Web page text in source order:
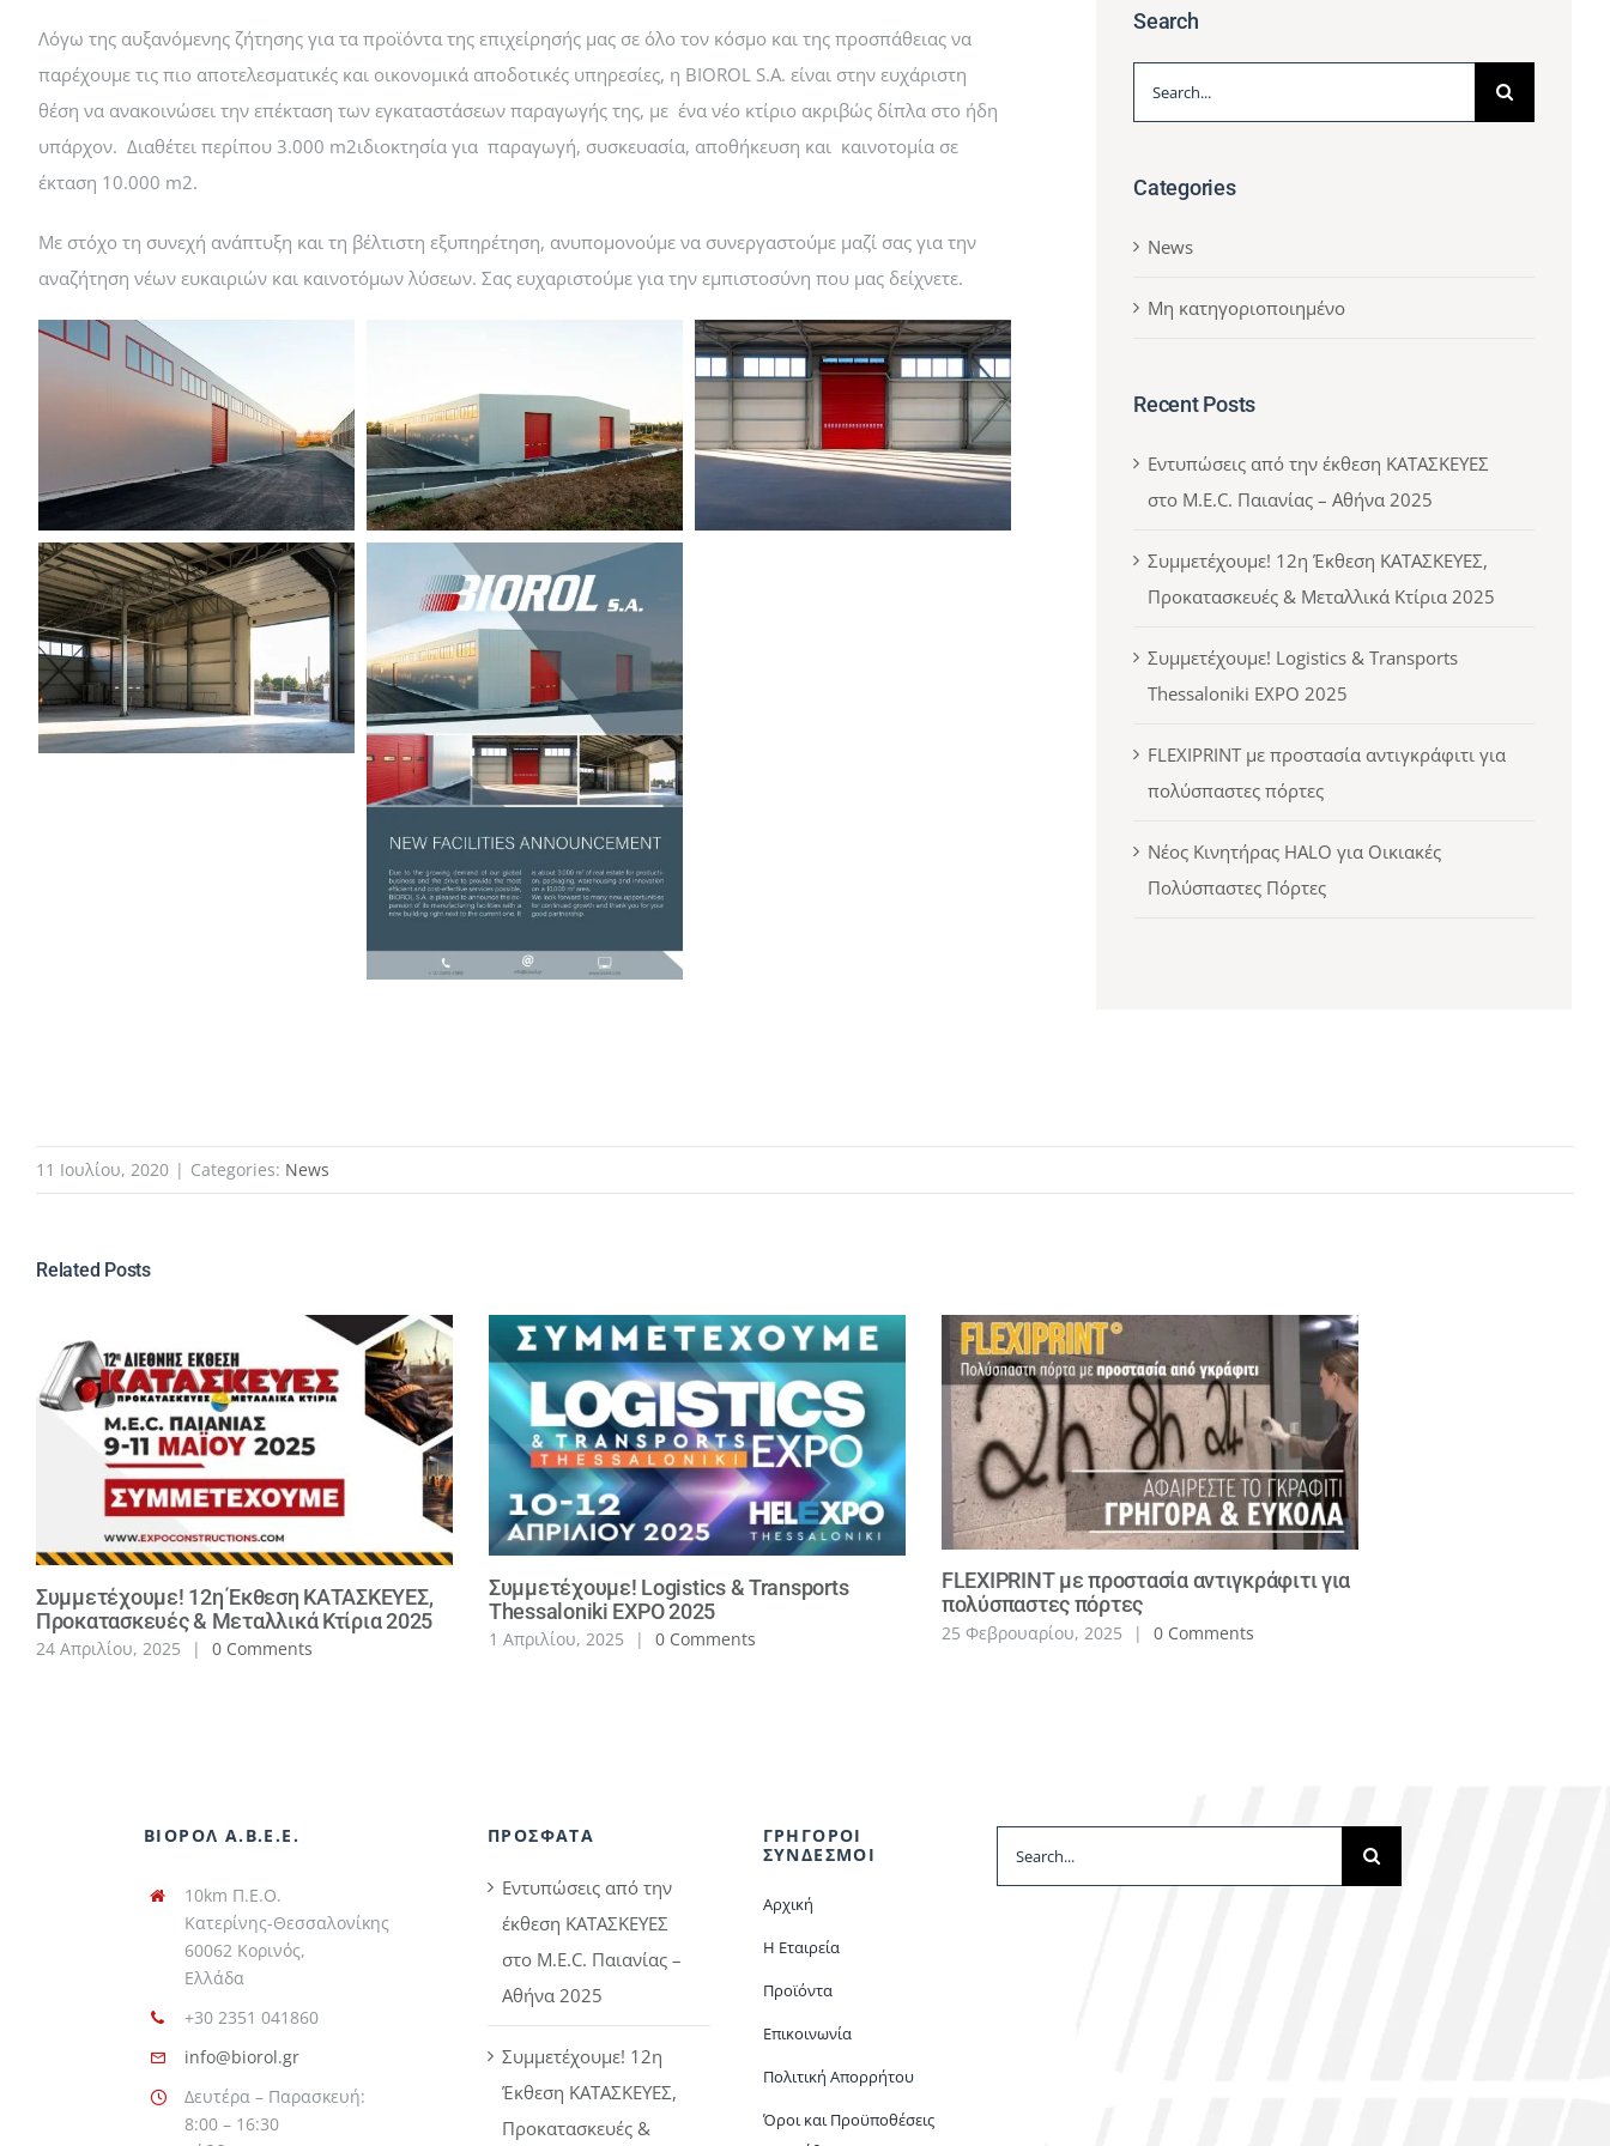
Λόγω της αυξανόμενης ζήτησης για τα προϊόντα της επιχείρησής μας σε όλο τον κόσμο και της προσπάθειας να
παρέχουμε τις πιο αποτελεσματικές και οικονομικά αποδοτικές υπηρεσίες, η BIOROL S.A. είναι στην ευχάριστη
θέση να ανακοινώσει την επέκταση των εγκαταστάσεων παραγωγής της, με ένα νέο κτίριο ακριβώς δίπλα στο ήδη
υπάρχον. Διαθέτει περίπου 3.000 m2ιδιοκτησία για παραγωγή, συσκευασία, αποθήκευση και καινοτομία σε
έκταση 10.000 m2.
Με στόχο τη συνεχή ανάπτυξη και τη βέλτιστη εξυπηρέτηση, ανυπομονούμε να συνεργαστούμε μαζί σας για την
αναζήτηση νέων ευκαιριών και καινοτόμων λύσεων. Σας ευχαριστούμε για την εμπιστοσύνη που μας δείχνετε.
Search
Categories
News
Μη κατηγοριοποιημένο
Recent Posts
Εντυπώσεις από την έκθεση ΚΑΤΑΣΚΕΥΕΣ
στο M.E.C. Παιανίας – Αθήνα 2025
Συμμετέχουμε! 12η Έκθεση ΚΑΤΑΣΚΕΥΕΣ,
Προκατασκευές & Μεταλλικά Κτίρια 2025
Συμμετέχουμε! Logistics & Transports
Thessaloniki EXPO 2025
FLEXIPRINT με προστασία αντιγκράφιτι για
πολύσπαστες πόρτες
Νέος Κινητήρας HALO για Οικιακές
Πολύσπαστες Πόρτες
11 Ιουλίου, 2020 | Categories: News
Related Posts
Συμμετέχουμε! 12η Έκθεση ΚΑΤΑΣΚΕΥΕΣ,
Προκατασκευές & Μεταλλικά Κτίρια 2025
24 Απριλίου, 2025 | 0 Comments
Συμμετέχουμε! Logistics & Transports
Thessaloniki EXPO 2025
1 Απριλίου, 2025 | 0 Comments
FLEXIPRINT με προστασία αντιγκράφιτι για
πολύσπαστες πόρτες
25 Φεβρουαρίου, 2025 | 0 Comments
ΒΙΟΡΟΛ Α.Β.Ε.Ε.
10km Π.Ε.Ο.
Κατερίνης-Θεσσαλονίκης
60062 Κορινός,
Ελλάδα
+30 2351 041860
info@biorol.gr
Δευτέρα – Παρασκευή:
8:00 – 16:30
ΠΡΟΣΦΑΤΑ
Εντυπώσεις από την
έκθεση ΚΑΤΑΣΚΕΥΕΣ
στο M.E.C. Παιανίας –
Αθήνα 2025
Συμμετέχουμε! 12η
Έκθεση ΚΑΤΑΣΚΕΥΕΣ,
Προκατασκευές &
ΓΡΗΓΟΡΟΙ
ΣΥΝΔΕΣΜΟΙ
Αρχική
Η Εταιρεία
Προϊόντα
Επικοινωνία
Πολιτική Απορρήτου
Όροι και Προϋποθέσεις
for: